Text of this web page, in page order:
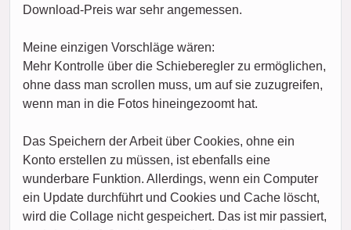
Download-Preis war sehr angemessen.
Meine einzigen Vorschläge wären:
Mehr Kontrolle über die Schieberegler zu ermöglichen,
ohne dass man scrollen muss, um auf sie zuzugreifen,
wenn man in die Fotos hineingezoomt hat.
Das Speichern der Arbeit über Cookies, ohne ein
Konto erstellen zu müssen, ist ebenfalls eine
wunderbare Funktion. Allerdings, wenn ein Computer
ein Update durchführt und Cookies und Cache löscht,
wird die Collage nicht gespeichert. Das ist mir passiert,